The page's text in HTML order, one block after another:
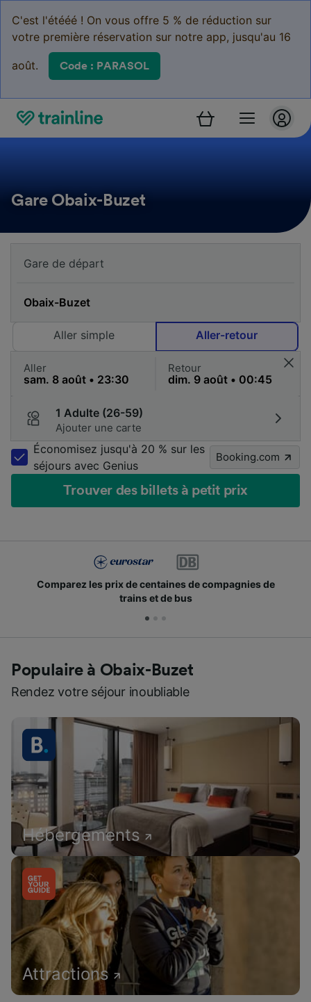
C'est l'étééé ! On vous offre 5 % de réduction sur
votre première réservation sur notre app, jusqu'au 16
août. Code : PARASOL
Gare Obaix-Buzet
Aller simple Aller-retour
Aller Retour
1 Adulte (26-59)
Ajouter une carte
Économisez jusqu'à 20 % sur les
séjours avec Genius
Booking.com
Trouver des billets à petit prix
Comparez les prix de centaines de compagnies de
trains et de bus
Populaire à Obaix-Buzet
Rendez votre séjour inoubliable
Hébergements
Attractions